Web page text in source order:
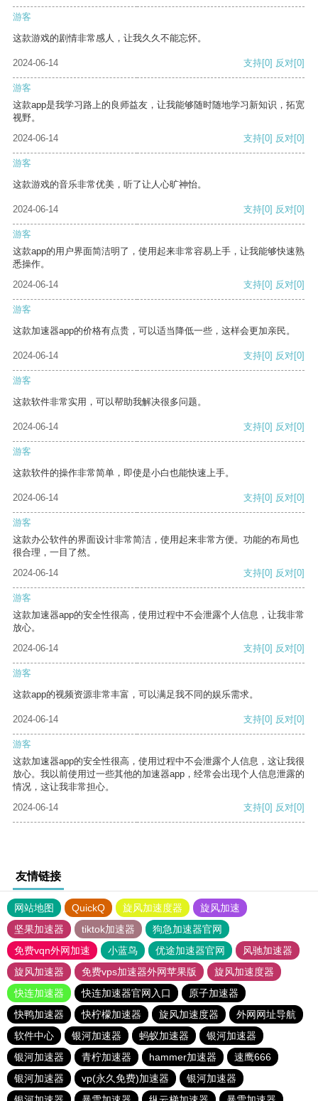
游客
这款游戏的剧情非常感人，让我久久不能忘怀。
2024-06-14 支持[0] 反对[0]
游客
这款app是我学习路上的良师益友，让我能够随时随地学习新知识，拓宽
视野。
2024-06-14
支持[0] 反对[0]
游客
这款游戏的音乐非常优美，听了让人心旷神怡。
2024-06-14 支持[0] 反对[0]
游客
这款app的用户界面简洁明了，使用起来非常容易上手，让我能够快速熟
悉操作。
2024-06-14
支持[0] 反对[0]
游客
这款加速器app的价格有点贵，可以适当降低一些，这样会更加亲民。
2024-06-14 支持[0] 反对[0]
游客
这款软件非常实用，可以帮助我解决很多问题。
2024-06-14 支持[0] 反对[0]
游客
这款软件的操作非常简单，即使是小白也能快速上手。
2024-06-14 支持[0] 反对[0]
游客
这款办公软件的界面设计非常简洁，使用起来非常方便。功能的布局也
很合理，一目了然。
2024-06-14
支持[0] 反对[0]
游客
这款加速器app的安全性很高，使用过程中不会泄露个人信息，让我非常
放心。
2024-06-14
支持[0] 反对[0]
游客
这款app的视频资源非常丰富，可以满足我不同的娱乐需求。
2024-06-14 支持[0] 反对[0]
游客
这款加速器app的安全性很高，使用过程中不会泄露个人信息，这让我很
放心。我以前使用过一些其他的加速器app，经常会出现个人信息泄露的
情况，这让我非常担心。
2024-06-14
支持[0] 反对[0]
友情链接
网站地图 QuickQ 旋风加速度器
旋风加速
坚果加速器
tiktok加速器
狗急加速器官网
免费vqn外网加速
小蓝鸟 优途加速器官网
风驰加速器
旋风加速器
免费vps加速器外网苹果版
旋风加速度器
快连加速器
快连加速器官网入口
原子加速器
快鸭加速器
快柠檬加速器 旋风加速度器
外网网址导航
软件中心
银河加速器 蚂蚁加速器
银河加速器
银河加速器
青柠加速器 hammer加速器
速鹰666
银河加速器
vp(永久免费)加速器
银河加速器